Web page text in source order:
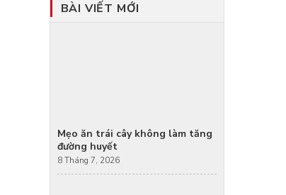
BÀI VIẾT MỚI
Mẹo ăn trái cây không làm tăng
đường huyết
8 Tháng 7, 2026